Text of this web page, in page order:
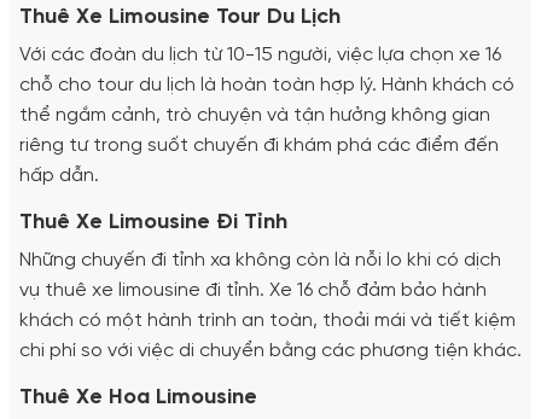
Thuê Xe Limousine Tour Du Lịch
Với các đoàn du lịch từ 10-15 người, việc lựa chọn xe 16
chỗ cho tour du lịch là hoàn toàn hợp lý. Hành khách có
thể ngắm cảnh, trò chuyện và tận hưởng không gian
riêng tư trong suốt chuyến đi khám phá các điểm đến
hấp dẫn.
Thuê Xe Limousine Đi Tỉnh
Những chuyến đi tỉnh xa không còn là nỗi lo khi có dịch
vụ thuê xe limousine đi tỉnh. Xe 16 chỗ đảm bảo hành
khách có một hành trình an toàn, thoải mái và tiết kiệm
chi phí so với việc di chuyển bằng các phương tiện khác.
Thuê Xe Hoa Limousine